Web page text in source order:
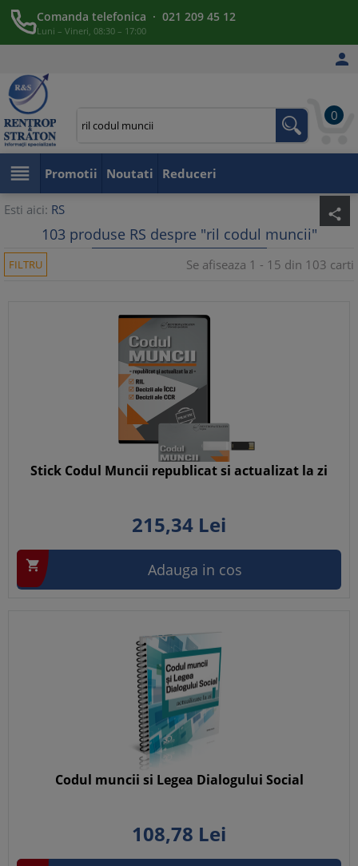
Comanda telefonica · 021 209 45 12
Luni – Vineri, 08:30 – 17:00

0
 Promotii Noutati Reduceri
Esti aici: RS share
103 produse RS despre "ril codul muncii"
FILTRU Se afiseaza 1 - 15 din 103 carti
Stick Codul Muncii republicat si actualizat la zi
215,34 Lei
 Adauga in cos
Codul muncii si Legea Dialogului Social
108,78 Lei